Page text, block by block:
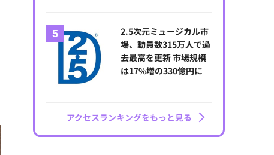
2.5次元ミュージカル市
場、動員数315万人で過
去最高を更新 市場規模
は17%増の330億円に
アクセスランキングをもっと見る